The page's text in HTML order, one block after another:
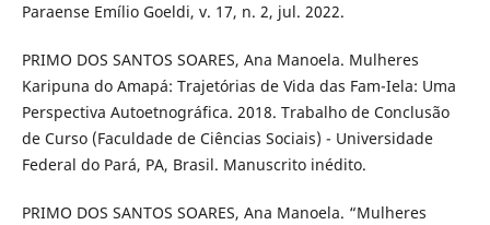
Paraense Emílio Goeldi, v. 17, n. 2, jul. 2022.
PRIMO DOS SANTOS SOARES, Ana Manoela. Mulheres
Karipuna do Amapá: Trajetórias de Vida das Fam-Iela: Uma
Perspectiva Autoetnográfica. 2018. Trabalho de Conclusão
de Curso (Faculdade de Ciências Sociais) - Universidade
Federal do Pará, PA, Brasil. Manuscrito inédito.
PRIMO DOS SANTOS SOARES, Ana Manoela. “Mulheres